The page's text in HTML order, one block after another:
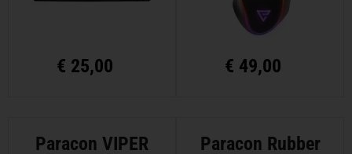
€ 25,00 € 49,00
Paracon VIPER
Paracon Rubber